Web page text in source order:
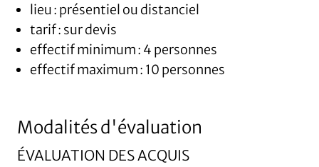
lieu : présentiel ou distanciel
tarif : sur devis
effectif minimum : 4 personnes
effectif maximum : 10 personnes
Modalités d'évaluation
ÉVALUATION DES ACQUIS